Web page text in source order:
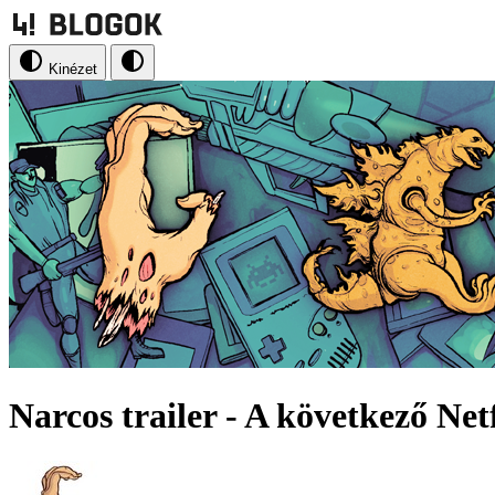
Kinézet
Narcos trailer - A következő